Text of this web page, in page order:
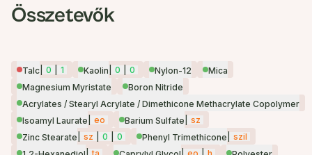
Összetevők
Talc 0 1 Kaolin 0 0 Nylon-12
Mica
Magnesium Myristate
Boron Nitride
Acrylates / Stearyl Acrylate / Dimethicone Methacrylate Copolymer
Isoamyl Laurate
eo Barium Sulfate
sz
Zinc Stearate
sz 0 0 Phenyl Trimethicone
szil
ta eo h